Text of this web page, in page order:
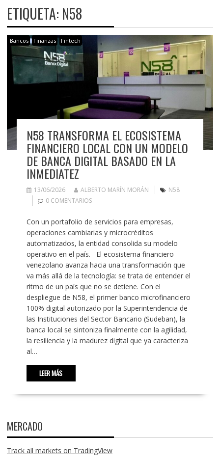
ETIQUETA: N58
Bancos Finanzas Fintech
N58 TRANSFORMA EL ECOSISTEMA
FINANCIERO LOCAL CON UN MODELO
DE BANCA DIGITAL BASADO EN LA
INMEDIATEZ
13/06/2026 ALBERTO MARÍN MORÁN
N58
0 COMENTARIOS
Con un portafolio de servicios para empresas,
operaciones cambiarias y microcréditos
automatizados, la entidad consolida su modelo
operativo en el país. El ecosistema financiero
venezolano avanza hacia una transformación que
va más allá de la tecnología: se trata de entender el
ritmo de un país que no se detiene. Con el
despliegue de N58, el primer banco microfinanciero
100% digital autorizado por la Superintendencia de
las Instituciones del Sector Bancario (Sudeban), la
banca local se sintoniza finalmente con la agilidad,
la resiliencia y la madurez digital que ya caracteriza
al…
LEER MÁS
MERCADO
Track all markets on TradingView